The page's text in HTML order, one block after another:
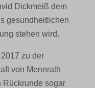
Dickmeiß dem
gesundheitlichen
stehen wird.
zu der
von Mennrath
Rückrunde sogar